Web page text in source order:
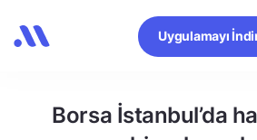
Uygulamayı
Borsa İstanbul’da